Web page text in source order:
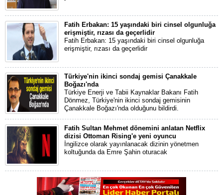
Fatih Erbakan: 15 yaşındaki biri cinsel olgunluğa
erişmiştir, rızası da geçerlidir
Fatih Erbakan: 15 yaşındaki biri cinsel olgunluğa
erişmiştir, rızası da geçerlidir
Türkiye'nin ikinci sondaj gemisi Çanakkale
Boğazı'nda
Türkiye Enerji ve Tabii Kaynaklar Bakanı Fatih
Dönmez, Türkiye'nin ikinci sondaj gemisinin
Çanakkale Boğazı'nda olduğunu bildirdi.
Fatih Sultan Mehmet dönemini anlatan Netflix
dizisi Ottoman Rising'e yeni oyuncu
İngilizce olarak yayınlanacak dizinin yönetmen
koltuğunda da Emre Şahin oturacak